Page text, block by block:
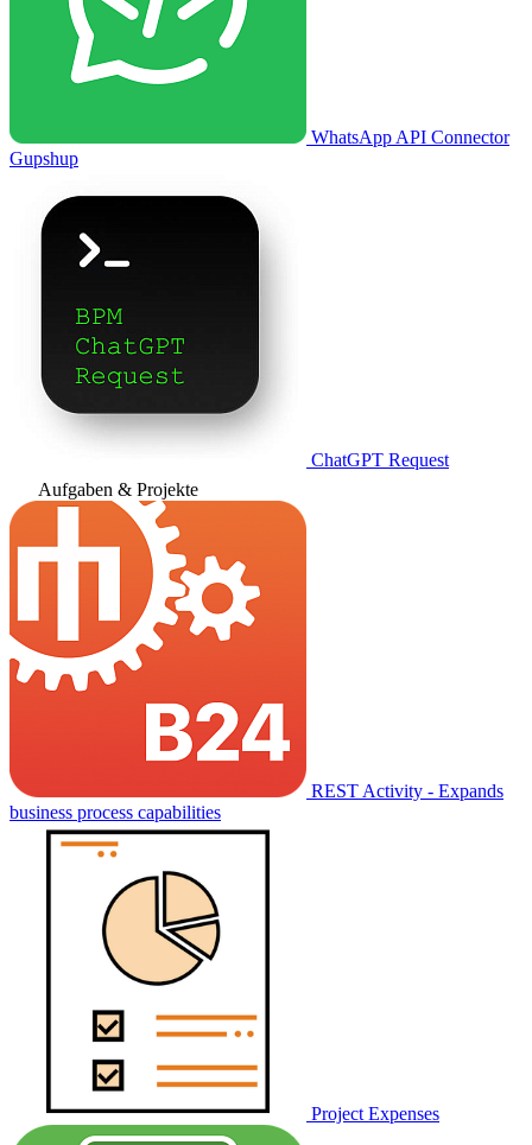
WhatsApp API Connector
Gupshup
ChatGPT Request
Aufgaben & Projekte
REST Activity - Expands
business process capabilities
Project Expenses